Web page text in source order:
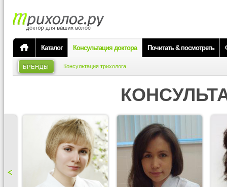
Каталог Консультация доктора Почитать & посмотреть
БРЕНДЫ Консультация трихолога